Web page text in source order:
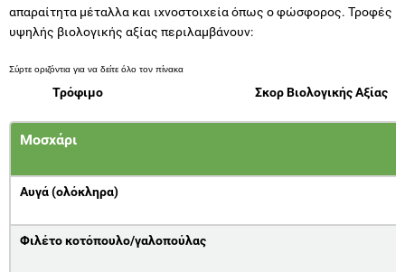
απαραίτητα μέταλλα και ιχνοστοιχεία όπως ο φώσφορος. Τροφές
υψηλής βιολογικής αξίας περιλαμβάνουν:
Τρόφιμο Σκορ Βιολογικής Αξίας
Μοσχάρι
Αυγά (ολόκληρα)
Φιλέτο κοτόπουλο/γαλοπούλας